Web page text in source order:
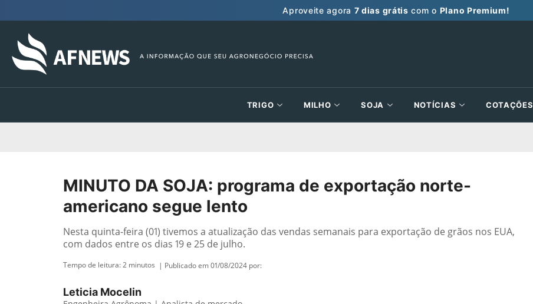
Aproveite agora 7 dias grátis com o Plano Premium!
TRIGO MILHO SOJA NOTÍCIAS COTAÇÕES
MINUTO DA SOJA: programa de exportação norte-
americano segue lento
Nesta quinta-feira (01) tivemos a atualização das vendas semanais para exportação de grãos nos EUA,
com dados entre os dias 19 e 25 de julho.
Tempo de leitura:2 minutos | Publicado em 01/08/2024 por:
Leticia Mocelin